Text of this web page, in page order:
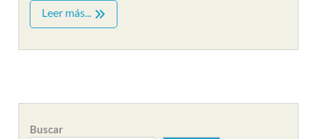
Leer más...
Buscar